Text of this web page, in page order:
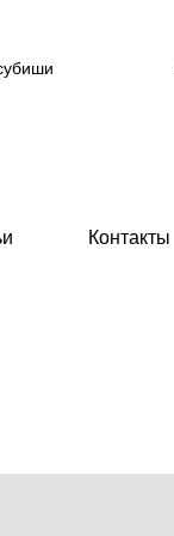
Контакты